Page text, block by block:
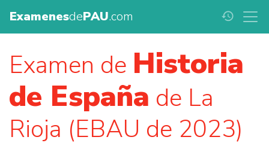
ExamenesdePAU.com history
Examen de Historia
de España de La
Rioja (EBAU de 2023)